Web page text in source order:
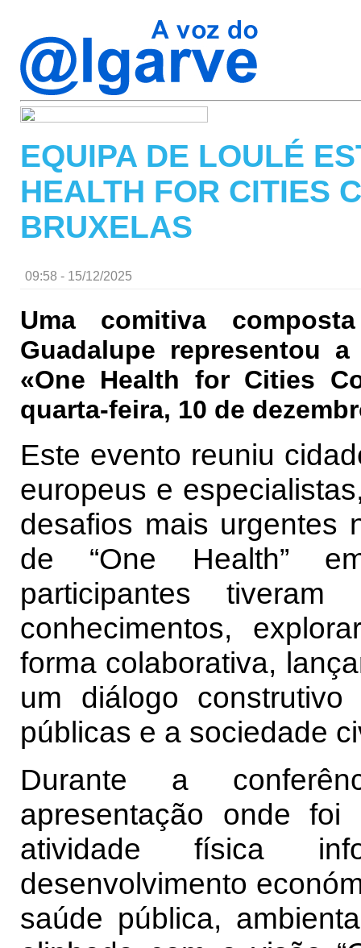
EQUIPA DE LOULÉ
HEALTH FOR CITIES
BRUXELAS
09:58 - 15/12/2025
Uma comitiva
Guadalupe representou
«One Health for Cities
quarta-feira, 10 de
Este evento reuniu
europeus e
desafios mais urgentes
de “One Health”
participantes
conhecimentos,
forma colaborativa,
um diálogo
públicas e a sociedade
Durante a
apresentação onde
atividade física
desenvolvimento
saúde pública,